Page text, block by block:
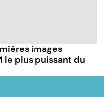
images
le plus puissant du